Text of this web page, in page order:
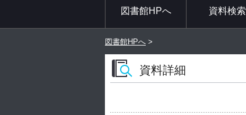
図書館HPへ 資料検索
図書館HPへ >
資料詳細